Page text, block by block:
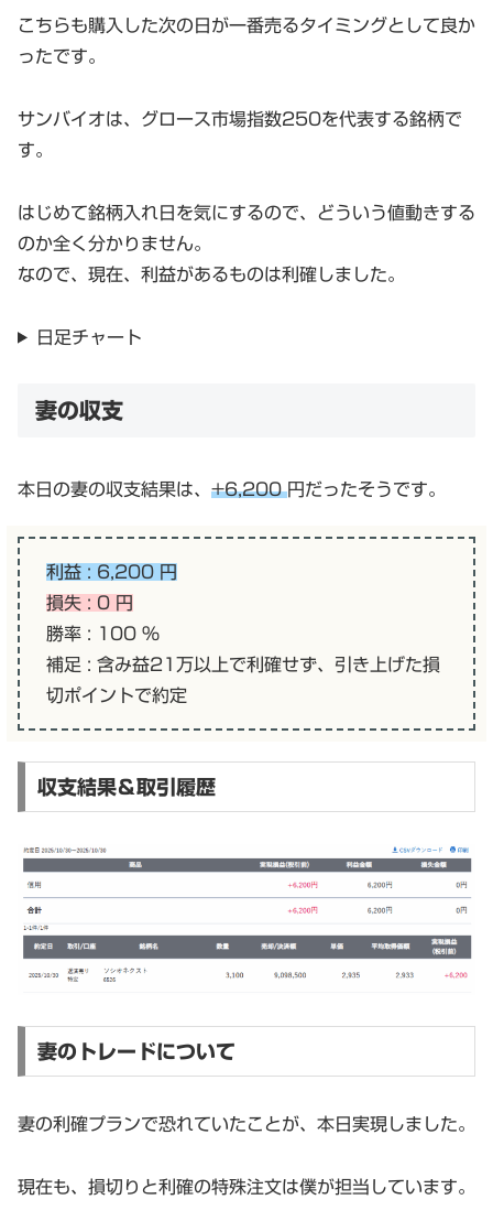
こちらも購入した次の日が一番売るタイミングとして良か
ったです。
サンバイオは、グロース市場指数250を代表する銘柄で
す。
はじめて銘柄入れ日を気にするので、どういう値動きする
のか全く分かりません。
なので、現在、利益があるものは利確しました。
日足チャート
妻の収支
本日の妻の収支結果は、 +6,200円だったそうです。
利益 : 6,200 円
損失 : 0 円
勝率 : 100 %
補足 : 含み益21万以上で利確せず、引き上げた損
切ポイントで約定
収支結果＆取引履歴
妻のトレードについて
妻の利確プランで恐れていたことが、本日実現しました。
現在も、損切りと利確の特殊注文は僕が担当しています。